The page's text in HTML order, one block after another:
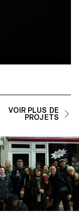
VOIR PLUS DE
PROJETS